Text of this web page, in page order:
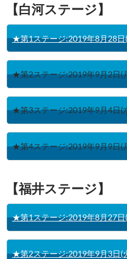
【白河ステージ】
★第1ステージ:2019年8月28日
★第2ステージ:2019年9月2日(
★第3ステージ:2019年9月4日(
★第4ステージ:2019年9月9日(
【福井ステージ】
★第1ステージ:2019年8月27日
★第2ステージ:2019年9月3日(